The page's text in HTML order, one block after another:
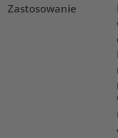
Zastosowanie